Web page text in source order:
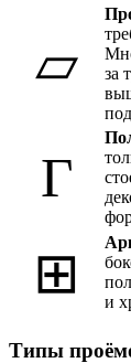
▱
за
Г
⊞
и
Типы